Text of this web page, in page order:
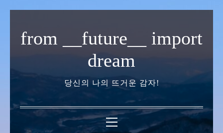
기
from __future__ import
dream
당신의 나의 뜨거운 감자!
기
본